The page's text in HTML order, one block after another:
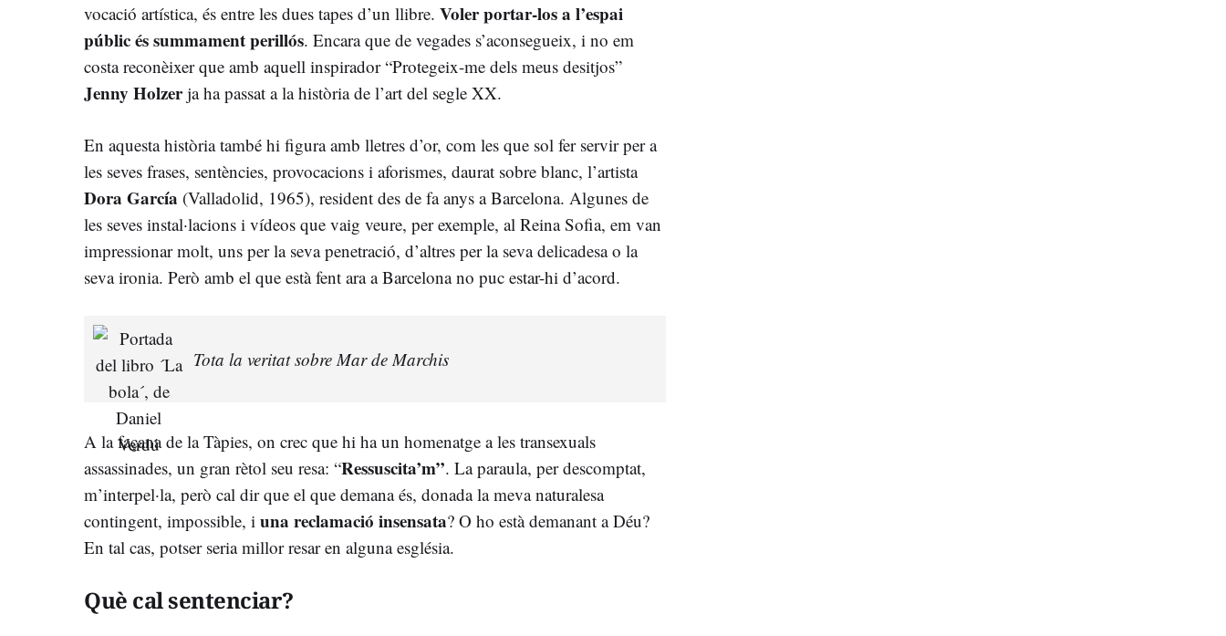
vocació artística, és entre les dues tapes d’un llibre. Voler portar-los a l’espai
públic és summament perillós. Encara que de vegades s’aconsegueix, i no em
costa reconèixer que amb aquell inspirador “Protegeix-me dels meus desitjos”
Jenny Holzerja ha passat a la història de l’art del segle XX.
En aquesta història també hi figura amb lletres d’or, com les que sol fer servir per a
les seves frases, sentències, provocacions i aforismes, daurat sobre blanc, l’artista
Dora García (Valladolid, 1965), resident des de fa anys a Barcelona. Algunes de
les seves instal·lacions i vídeos que vaig veure, per exemple, al Reina Sofia, em van
impressionar molt, uns per la seva penetració, d’altres per la seva delicadesa o la
seva ironia. Però amb el que està fent ara a Barcelona no puc estar-hi d’acord.
Tota la veritat sobre Mar de Marchis
A la façana de la Tàpies, on crec que hi ha un homenatge a les transexuals
assassinades, un gran rètol seu resa: “Ressuscita’m”. La paraula, per descomptat,
m’interpel·la, però cal dir que el que demana és, donada la meva naturalesa
contingent, impossible, i una reclamació insensata? O ho està demanant a Déu?
En tal cas, potser seria millor resar en alguna església.
Què cal sentenciar?